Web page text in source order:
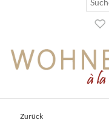
Zurück